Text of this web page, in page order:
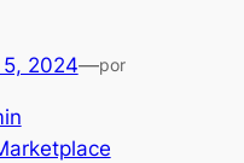
5, 2024—por